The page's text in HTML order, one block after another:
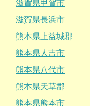
滋賀県甲賀市
滋賀県長浜市
熊本県上益城郡
熊本県人吉市
熊本県八代市
熊本県天草郡
熊本県熊本市